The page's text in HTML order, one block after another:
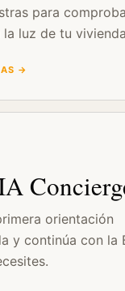
para
luz de tu
→
orientación
y continúa con la